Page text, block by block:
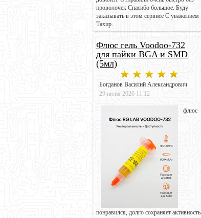
проволочек Спасибо большое. Буду
заказывать в этом сервисе С уважением
Тахир.
Флюс гель Voodoo-732
для пайки BGA и SMD
(5мл)
Богданов Василий Александрович
29 июня 2026 11:12
флюс
понравился, долго сохраняет активность